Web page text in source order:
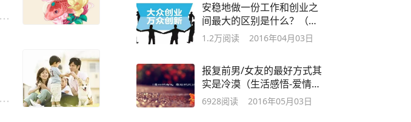
安稳地做一份工作和创业之
间最大的区别是什么？（工
作创业篇1）
1.2万阅读 2016年04月03日
报复前男/女友的最好方式其
实是冷漠（生活感悟-爱情篇
25）
6928阅读 2016年05月03日